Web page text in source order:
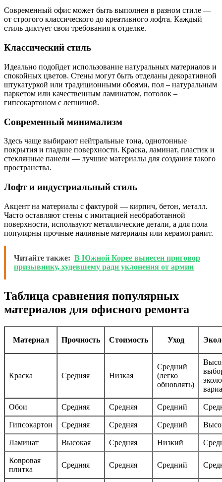
Современный офис может быть выполнен в разном стиле —
от строгого классического до креативного лофта. Каждый
стиль диктует свои требования к отделке.
Классический стиль
Идеально подойдет использование натуральных материалов и
спокойных цветов. Стены могут быть отделаны декоративной
штукатуркой или традиционными обоями, пол – натуральным
паркетом или качественным ламинатом, потолок –
гипсокартоном с лепниной.
Современный минимализм
Здесь чаще выбирают нейтральные тона, однотонные
покрытия и гладкие поверхности. Краска, ламинат, пластик и
стеклянные панели — лучшие материалы для создания такого
пространства.
Лофт и индустриальный стиль
Акцент на материалы с фактурой — кирпич, бетон, металл.
Часто оставляют стены с имитацией необработанной
поверхности, используют металлические детали, а для пола
популярны прочные наливные материалы или керамогранит.
Читайте также: В Южной Корее вынесен приговор
призывнику, худевшему ради уклонения от армии
Таблица сравнения популярных
материалов для офисного ремонта
Материал Прочность Стоимость Уход
Краска Средняя Низкая
Средний
(легко
обновлять)
Обои Средняя Средняя Средний
Гипсокартон Средняя Средняя Средний
Ламинат Высокая Средняя Низкий
Ковровая
плитка
Средняя Средняя Средний